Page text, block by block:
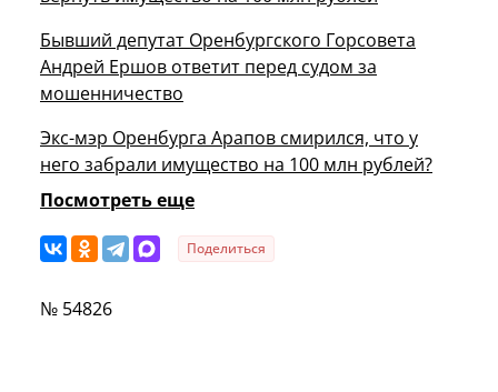
Бывший депутат Оренбургского Горсовета
Андрей Ершов ответит перед судом за
мошенничество
Экс-мэр Оренбурга Арапов смирился, что у
него забрали имущество на 100 млн рублей?
Посмотреть еще
Поделиться
№ 54826